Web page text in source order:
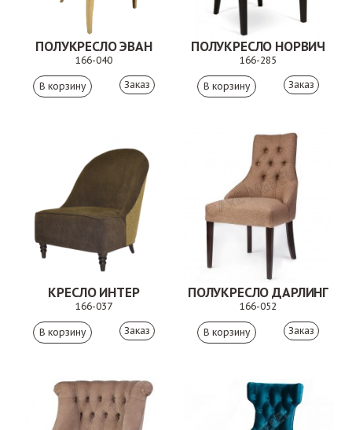
ПОЛУКРЕСЛО ЭВАН
166-040
Заказ
ПОЛУКРЕСЛО НОРВИЧ
166-285
Заказ
КРЕСЛО ИНТЕР
166-037
Заказ
ПОЛУКРЕСЛО ДАРЛИНГ
166-052
Заказ